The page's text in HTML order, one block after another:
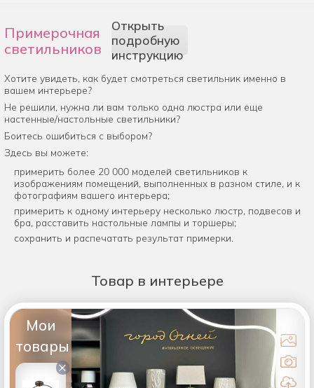
Примерочная
светильников
Открыть
подробную
инструкцию
Хотите увидеть, как будет смотреться светильник именно в
вашем интерьере?
Не решили, нужна ли вам только одна люстра или еще
настенные/настольные светильники?
Боитесь ошибиться с выбором?
Здесь вы можете:
примерить более 20 000 моделей светильников к
изображениям помещений, выполненных в разном стиле, и к
фотографиям вашего интерьера;
примерить к одному интерьеру несколько люстр, подвесов и
бра, расставить настольные лампы и торшеры;
сохранить и распечатать результат примерки.
Товар в интерьере
Мои
товары
×